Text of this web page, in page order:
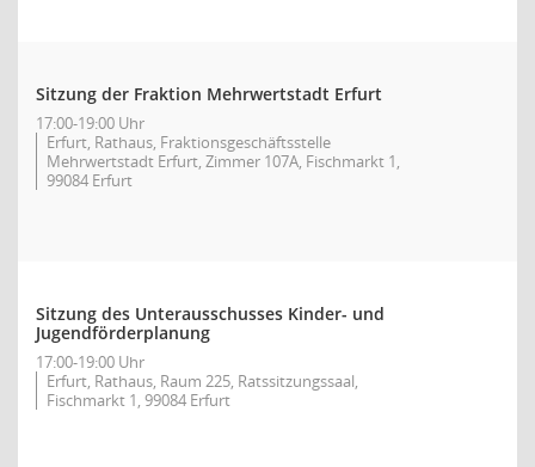
Sitzung der Fraktion Mehrwertstadt Erfurt
17:00-19:00 Uhr
Erfurt, Rathaus, Fraktionsgeschäftsstelle
Mehrwertstadt Erfurt, Zimmer 107A, Fischmarkt 1,
99084 Erfurt
Sitzung des Unterausschusses Kinder- und
Jugendförderplanung
17:00-19:00 Uhr
Erfurt, Rathaus, Raum 225, Ratssitzungssaal,
Fischmarkt 1, 99084 Erfurt